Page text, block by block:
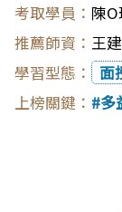
陳
王
面
多